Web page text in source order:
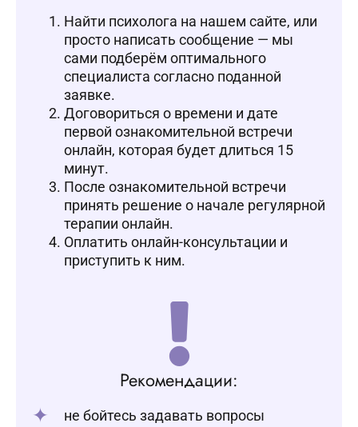
Найти психолога на нашем сайте, или
просто написать сообщение — мы
сами подберём оптимального
специалиста согласно поданной
заявке.
Договориться о времени и дате
первой ознакомительной встречи
онлайн, которая будет длиться 15
минут.
После ознакомительной встречи
принять решение о начале регулярной
терапии онлайн.
Оплатить онлайн-консультации и
приступить к ним.
Рекомендации:
не бойтесь задавать вопросы